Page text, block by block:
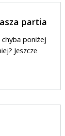
partia
poniżej
Jeszcze